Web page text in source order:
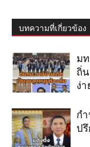
บทความที่เกี่ยวข้อง
ม
ถิ่
ง่า
ก
ป